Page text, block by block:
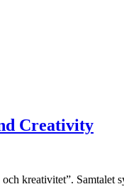
Creativity
kreativitet”.